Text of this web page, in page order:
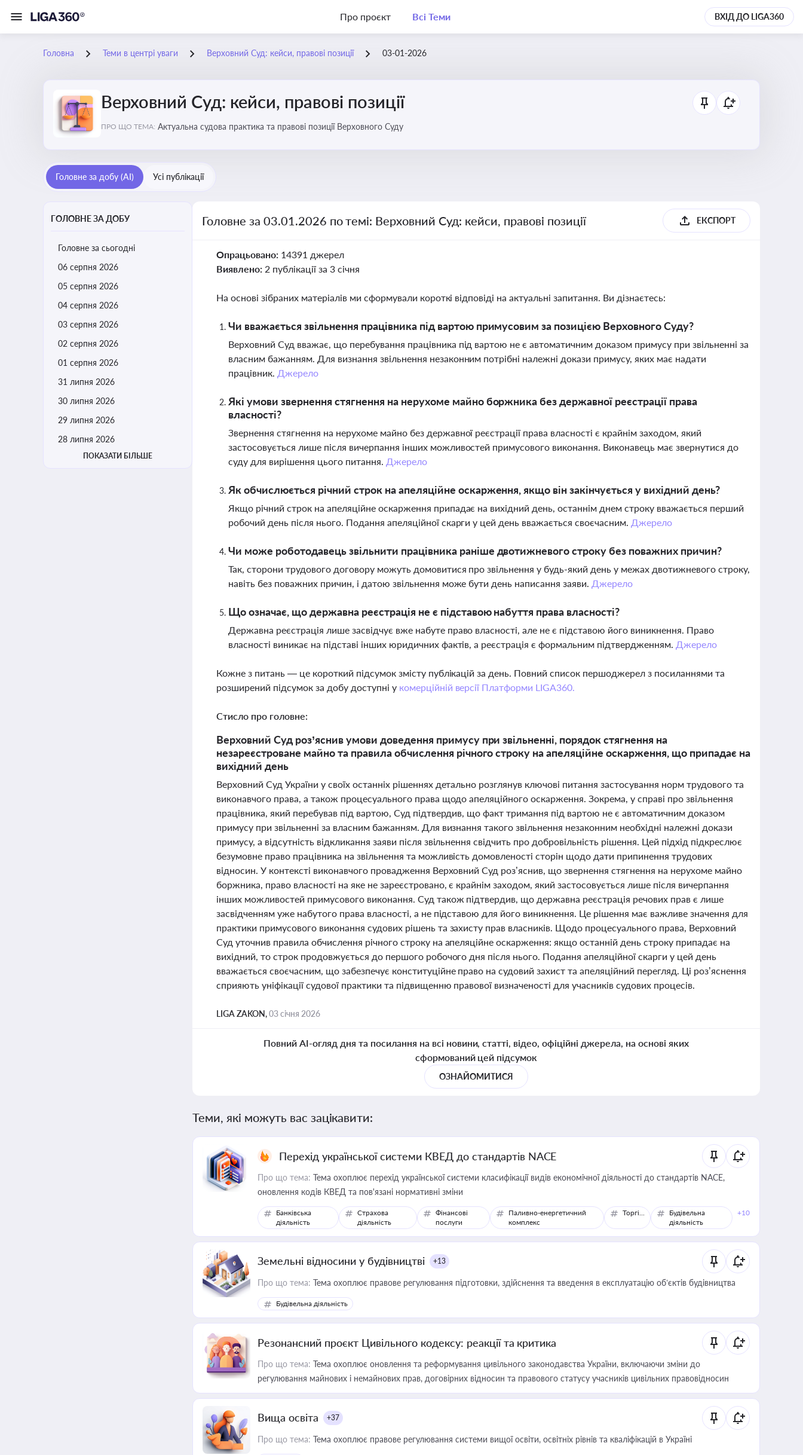
Про проєкт Всі Теми ВХІД ДО LIGA360
Головна Теми в центрі уваги Верховний Суд: кейси, правові позиції 03-01-2026
Верховний Суд: кейси, правові позиції
ПРО ЩО ТЕМА: Актуальна судова практика та правові позиції Верховного Суду
Головне за добу (AI) Усі публікації
ГОЛОВНЕ ЗА ДОБУ
Головне за сьогодні
06 серпня 2026
05 серпня 2026
04 серпня 2026
03 серпня 2026
02 серпня 2026
01 серпня 2026
31 липня 2026
30 липня 2026
29 липня 2026
28 липня 2026
ПОКАЗАТИ БІЛЬШЕ
Головне за 03.01.2026 по темі: Верховний Суд: кейси, правові позиції ЕКСПОРТ
Опрацьовано: 14391 джерел
Виявлено: 2 публікації за 3 січня
На основі зібраних матеріалів ми сформували короткі відповіді на актуальні запитання. Ви дізнаєтесь:
Чи вважається звільнення працівника під вартою примусовим за позицією Верховного Суду?
Верховний Суд вважає, що перебування працівника під вартою не є автоматичним доказом примусу при звільненні за
власним бажанням. Для визнання звільнення незаконним потрібні належні докази примусу, яких має надати
працівник. Джерело
Які умови звернення стягнення на нерухоме майно боржника без державної реєстрації права
власності?
Звернення стягнення на нерухоме майно без державної реєстрації права власності є крайнім заходом, який
застосовується лише після вичерпання інших можливостей примусового виконання. Виконавець має звернутися до
суду для вирішення цього питання. Джерело
Як обчислюється річний строк на апеляційне оскарження, якщо він закінчується у вихідний день?
Якщо річний строк на апеляційне оскарження припадає на вихідний день, останнім днем строку вважається перший
робочий день після нього. Подання апеляційної скарги у цей день вважається своєчасним. Джерело
Чи може роботодавець звільнити працівника раніше двотижневого строку без поважних причин?
Так, сторони трудового договору можуть домовитися про звільнення у будь-який день у межах двотижневого строку,
навіть без поважних причин, і датою звільнення може бути день написання заяви. Джерело
Що означає, що державна реєстрація не є підставою набуття права власності?
Державна реєстрація лише засвідчує вже набуте право власності, але не є підставою його виникнення. Право
власності виникає на підставі інших юридичних фактів, а реєстрація є формальним підтвердженням. Джерело
Кожне з питань — це короткий підсумок змісту публікацій за день. Повний список першоджерел з посиланнями та
розширений підсумок за добу доступні у комерційній версії Платформи LIGA360.
Стисло про головне:
Верховний Суд роз’яснив умови доведення примусу при звільненні, порядок стягнення на
незареєстроване майно та правила обчислення річного строку на апеляційне оскарження, що припадає на
вихідний день
Верховний Суд України у своїх останніх рішеннях детально розглянув ключові питання застосування норм трудового та
виконавчого права, а також процесуального права щодо апеляційного оскарження. Зокрема, у справі про звільнення
працівника, який перебував під вартою, Суд підтвердив, що факт тримання під вартою не є автоматичним доказом
примусу при звільненні за власним бажанням. Для визнання такого звільнення незаконним необхідні належні докази
примусу, а відсутність відкликання заяви після звільнення свідчить про добровільність рішення. Цей підхід підкреслює
безумовне право працівника на звільнення та можливість домовленості сторін щодо дати припинення трудових
відносин. У контексті виконавчого провадження Верховний Суд роз’яснив, що звернення стягнення на нерухоме майно
боржника, право власності на яке не зареєстровано, є крайнім заходом, який застосовується лише після вичерпання
інших можливостей примусового виконання. Суд також підтвердив, що державна реєстрація речових прав є лише
засвідченням уже набутого права власності, а не підставою для його виникнення. Це рішення має важливе значення для
практики примусового виконання судових рішень та захисту прав власників. Щодо процесуального права, Верховний
Суд уточнив правила обчислення річного строку на апеляційне оскарження: якщо останній день строку припадає на
вихідний, то строк продовжується до першого робочого дня після нього. Подання апеляційної скарги у цей день
вважається своєчасним, що забезпечує конституційне право на судовий захист та апеляційний перегляд. Ці роз’яснення
сприяють уніфікації судової практики та підвищенню правової визначеності для учасників судових процесів.
LIGA ZAKON,03 січня 2026
Повний AI-огляд дня та посилання на всі новини, статті, відео, офіційні джерела, на основі яких
сформований цей підсумок
ОЗНАЙОМИТИСЯ
Теми, які можуть вас зацікавити:
Перехід української системи КВЕД до стандартів NACE
Про що тема: Тема охоплює перехід української системи класифікації видів економічної діяльності до стандартів NACE,
оновлення кодів КВЕД та пов'язані нормативні зміни
Банківська
діяльність
Страхова
діяльність
Фінансові
послуги
Паливно-енергетичний
комплекс
Торгівля
Будівельна
діяльність
+10
Земельні відносини у будівництві +13
Про що тема: Тема охоплює правове регулювання підготовки, здійснення та введення в експлуатацію об’єктів будівництва
Будівельна діяльність
Резонансний проєкт Цивільного кодексу: реакції та критика
Про що тема: Тема охоплює оновлення та реформування цивільного законодавства України, включаючи зміни до
регулювання майнових і немайнових прав, договірних відносин та правового статусу учасників цивільних правовідносин
Вища освіта +37
Про що тема: Тема охоплює правове регулювання системи вищої освіти, освітніх рівнів та кваліфікацій в Україні